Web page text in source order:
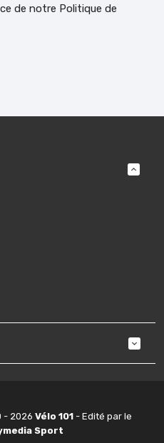
de notre Politique de
- 2026 Vélo 101 - Edité par le
Sport